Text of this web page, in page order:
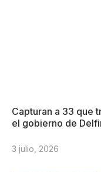
Capturan a 33 que
el gobierno de
3 julio, 2026